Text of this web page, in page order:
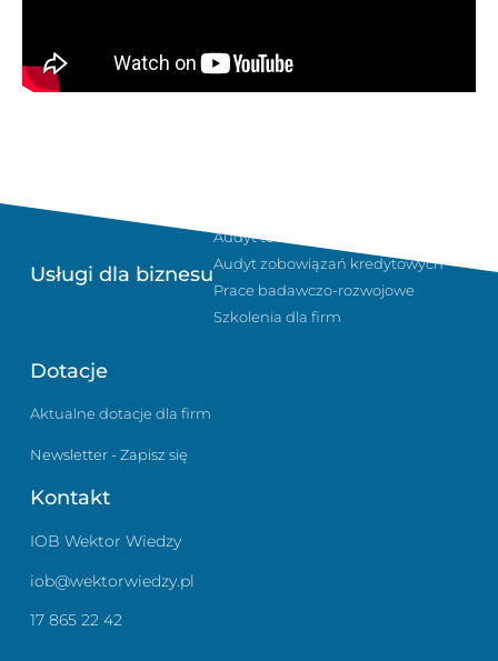
Usługi dla biznesu
Audyt technologiczny w firmie
Audyt zobowiązań kredytowych
Prace badawczo-rozwojowe
Szkolenia dla firm
Dotacje
Aktualne dotacje dla firm
Newsletter - Zapisz się
Kontakt
IOB Wektor Wiedzy
iob@wektorwiedzy.pl
17 865 22 42